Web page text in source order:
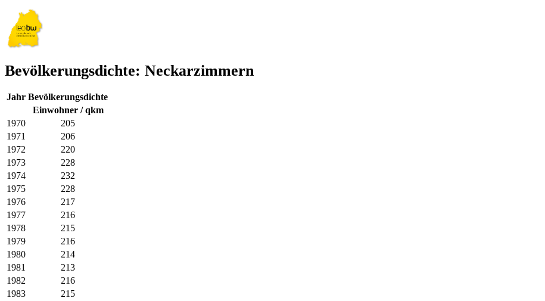
Bevölkerungsdichte: Neckarzimmern
Jahr Bevölkerungsdichte
Einwohner / qkm
1970
205
1971
206
1972
220
1973
228
1974
232
1975
228
1976
217
1977
216
1978
215
1979
216
1980
214
1981
213
1982
216
1983
215